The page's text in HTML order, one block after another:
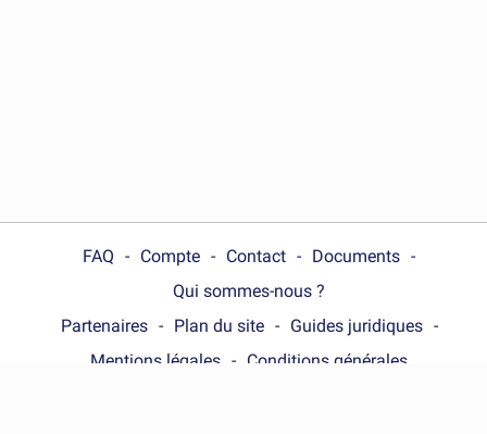
FAQ Compte Contact
Documents
Qui sommes-nous ?
Partenaires
Plan du site
Guides juridiques
Mentions légales
Conditions générales